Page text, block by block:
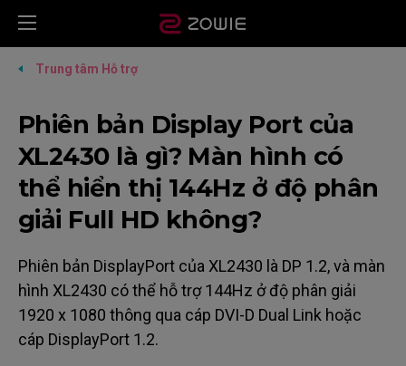
Trung tâm Hỗ trợ
Phiên bản Display Port của
XL2430 là gì? Màn hình có
thể hiển thị 144Hz ở độ phân
giải Full HD không?
Phiên bản DisplayPort của XL2430 là DP 1.2, và màn
hình XL2430 có thể hỗ trợ 144Hz ở độ phân giải
1920 x 1080 thông qua cáp DVI-D Dual Link hoặc
cáp DisplayPort 1.2.